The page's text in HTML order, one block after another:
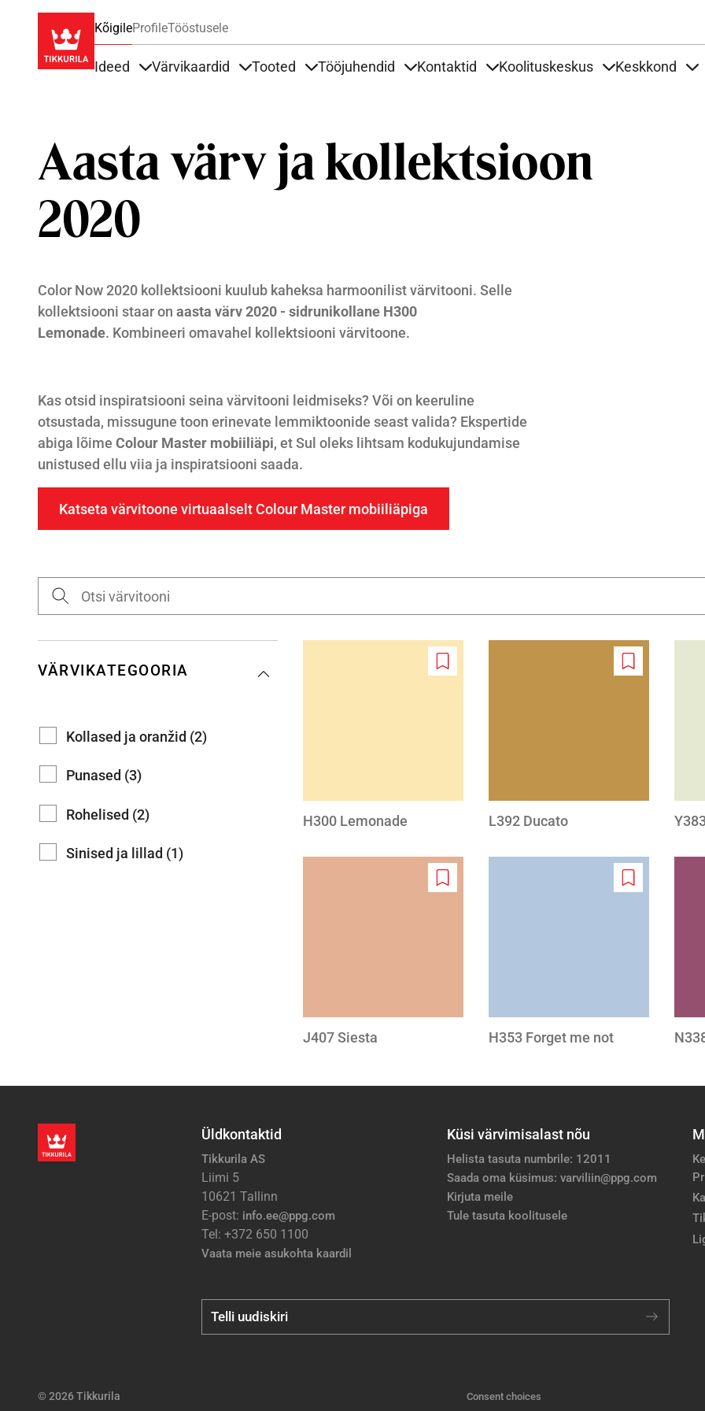
KõigileProfileTööstusele
Ideed Värvikaardid Tooted Tööjuhendid Kontaktid Koolituskeskus Keskkond
Aasta värv ja kollektsioon
2020
Color Now 2020 kollektsiooni kuulub kaheksa harmoonilist värvitooni. Selle
kollektsiooni staar on aasta värv 2020 - sidrunikollane H300
Lemonade. Kombineeri omavahel kollektsiooni värvitoone.
Kas otsid inspiratsiooni seina värvitooni leidmiseks? Või on keeruline
otsustada, missugune toon erinevate lemmiktoonide seast valida? Ekspertide
abiga lõime Colour Master mobiiliäpi, et Sul oleks lihtsam kodukujundamise
unistused ellu viia ja inspiratsiooni saada.
Katseta värvitoone virtuaalselt Colour Master mobiiliäpiga
VÄRVIKATEGOORIA
Kollased ja oranžid (2)
Punased (3)
Rohelised (2)
Sinised ja lillad (1)
Add
H300 Lemonade
Add
L392 Ducato
Add
J407 Siesta
Add
H353 Forget me not
Üldkontaktid
Tikkurila AS
Liimi 5
10621 Tallinn
E-post: info.ee@ppg.com
Tel: +372 650 1100
Vaata meie asukohta kaardil
Küsi värvimisalast nõu
Helista tasuta numbrile: 12011
Saada oma küsimus: varviliin@ppg.com
Kirjuta meile
Tule tasuta koolitusele
Telli uudiskiri
© 2026 Tikkurila Consent choices